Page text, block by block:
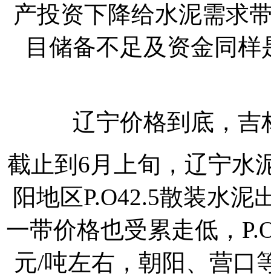
产投资下降给水泥需求
目储备不足及资金同
辽宁价格到底，吉
截止到6月上旬，辽宁水
阳地区P.O42.5散装水
一带价格也受累走低，
元/吨左右，朝阳、营口